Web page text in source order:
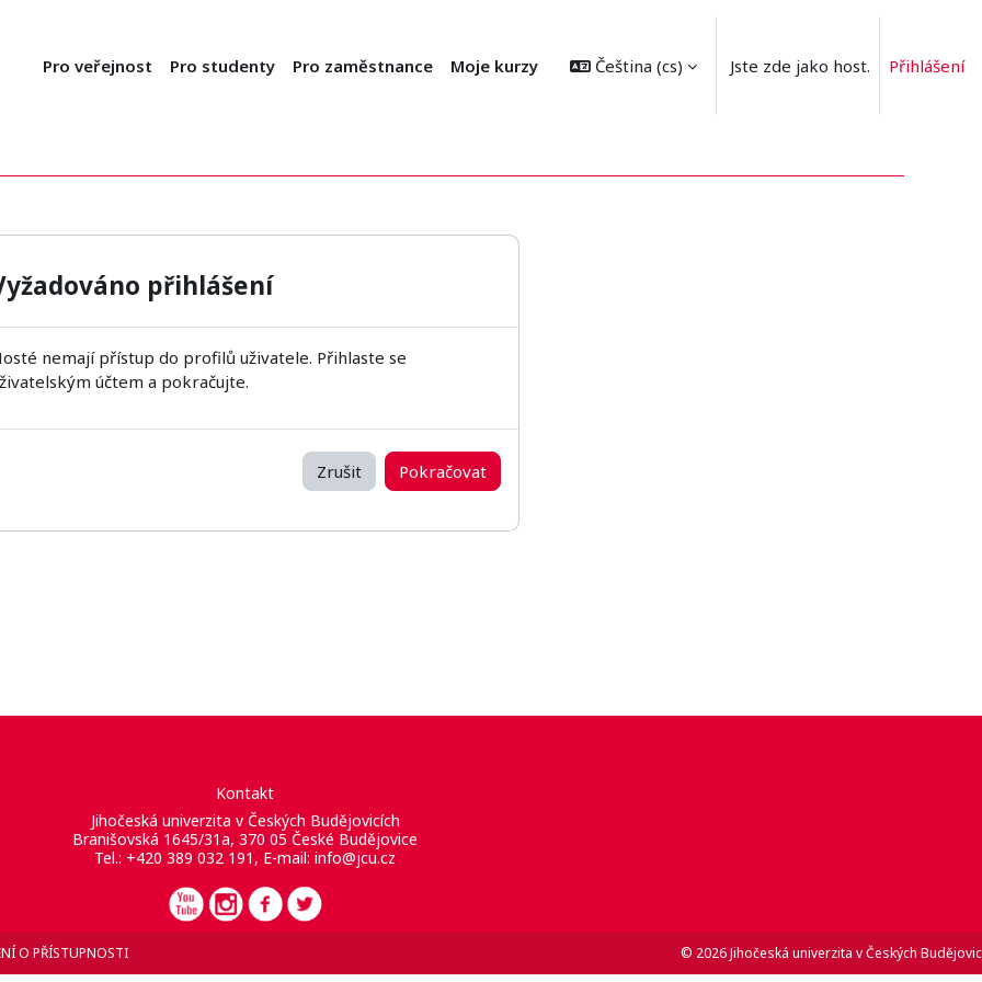
Pro veřejnost Pro studenty Pro zaměstnance Moje kurzy Čeština ‎(cs)‎ Jste zde jako host. Přihlášení
přihlášení
nemají přístup do profilů uživatele. Přihlaste se
účtem a pokračujte.
Zrušit Pokračovat
Kontakt
Jihočeská univerzita v Českých Budějovicích
Branišovská 1645/31a, 370 05 České Budějovice
Tel.: +420 389 032 191, E-mail: info@jcu.cz
O PŘÍSTUPNOSTI © 2026 Jihočeská univerzita v Českých